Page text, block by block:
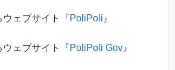
ェブサイト『PoliPoli 』
ェブサイト『PoliPoli Gov』